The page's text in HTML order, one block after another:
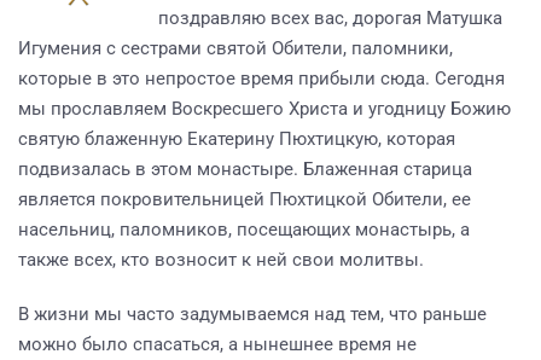
поздравляю всех вас, дорогая Матушка
Игумения с сестрами святой Обители, паломники,
которые в это непростое время прибыли сюда. Сегодня
мы прославляем Воскресшего Христа и угодницу Божию
святую блаженную Екатерину Пюхтицкую, которая
подвизалась в этом монастыре. Блаженная старица
является покровительницей Пюхтицкой Обители, ее
насельниц, паломников, посещающих монастырь, а
также всех, кто возносит к ней свои молитвы.
В жизни мы часто задумываемся над тем, что раньше
можно было спасаться, а нынешнее время не